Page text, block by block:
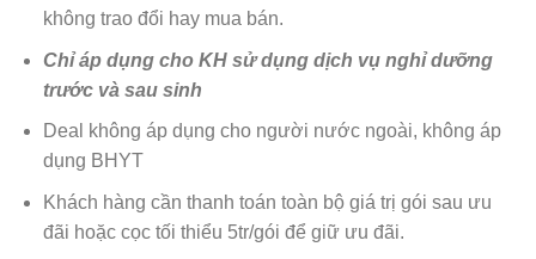
không trao đổi hay mua bán.
Chỉ áp dụng cho KH sử dụng dịch vụ nghỉ dưỡng
trước và sau sinh
Deal không áp dụng cho người nước ngoài, không áp
dụng BHYT
Khách hàng cần thanh toán toàn bộ giá trị gói sau ưu
đãi hoặc cọc tối thiểu 5tr/gói để giữ ưu đãi.